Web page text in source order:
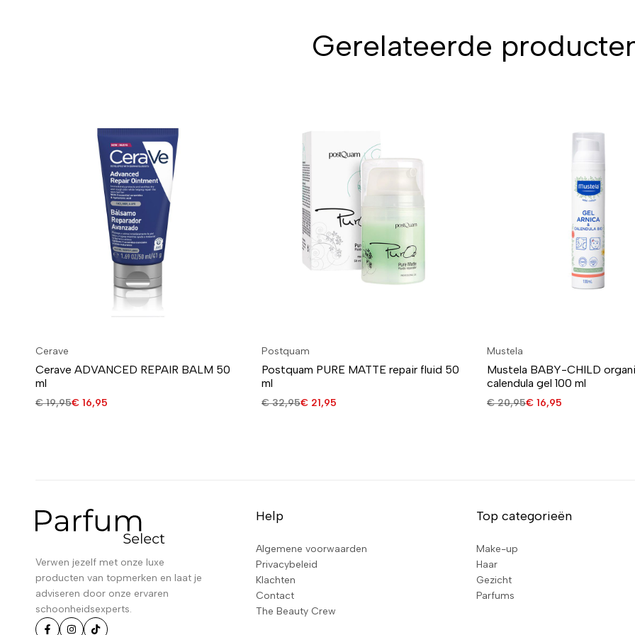
Gerelateerde
Cerave
Cerave ADVANCED REPAIR BALM 50
ml
€19,95€ 16,95
Postquam
Postquam PURE MATTE repair fluid 50
ml
€32,95€21,95
Mustela
Mustela BABY-CHILD
calendula gel 100 ml
€20,95€ 16,95
Verwen jezelf met onze luxe
producten van topmerken en laat je
adviseren door onze ervaren
schoonheidsexperts.
Help
Algemene voorwaarden
Privacybeleid
Klachten
Contact
The Beauty Crew
Top categorieën
Make-up
Haar
Gezicht
Parfums